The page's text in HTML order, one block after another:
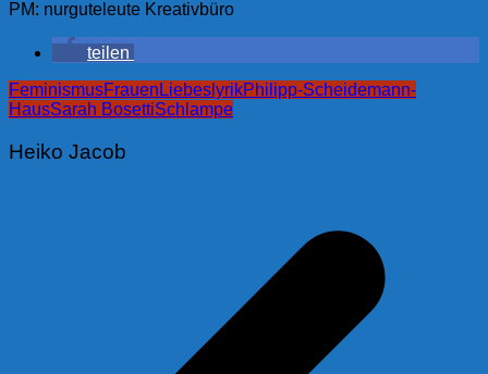
PM: nurguteleute Kreativbüro
teilen
FeminismusFrauen LiebeslyrikPhilipp-Scheidemann-
HausSarah BosettiSchlampe
Heiko Jacob